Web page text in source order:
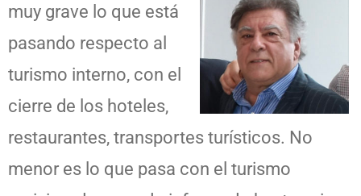
muy grave lo que está
pasando respecto al
turismo interno, con el
cierre de los hoteles,
restaurantes, transportes turísticos. No
menor es lo que pasa con el turismo